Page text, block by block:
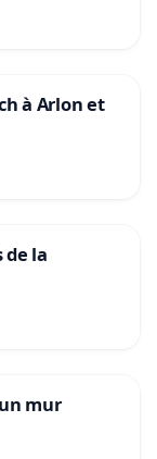
à Arlon et
la
mur